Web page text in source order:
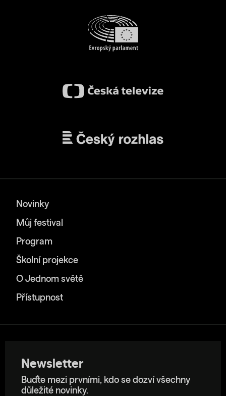
Novinky
Můj festival
Program
Školní projekce
O Jednom světě
Přístupnost
Newsletter
Buďte mezi prvními, kdo se dozví všechny
důležité novinky.